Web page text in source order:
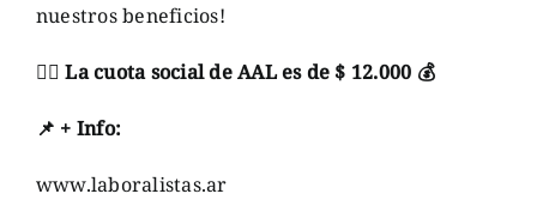
nuestros beneficios!
👉🏼 La cuota social de AAL es de $ 12.000 💰
📌 + Info:
www.laboralistas.ar